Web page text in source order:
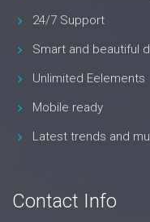
24/7 Support
Smart and beautiful
Unlimited Eelements
Mobile ready
Latest trends and
Contact Info